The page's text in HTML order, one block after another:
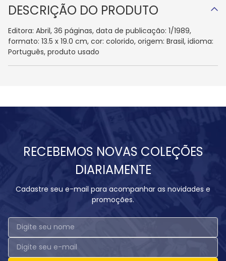
DESCRIÇÃO DO PRODUTO
Editora: Abril, 36 páginas, data de publicação: 1/1989,
formato: 13.5 x 19.0 cm, cor: colorido, origem: Brasil, idioma:
Português, produto usado
RECEBEMOS NOVAS COLEÇÕES
DIARIAMENTE
Cadastre seu e-mail para acompanhar as novidades e
promoções.